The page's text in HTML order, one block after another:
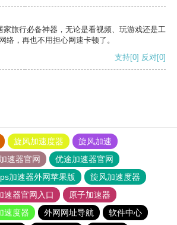
家旅行必备神器，无论是看视频、玩游戏还是工
络，再也不用担心网速卡顿了。
支持[0] 反对[0]
旋风加速度器
旋风加速
速器官网
优途加速器官网
加速器外网苹果版
旋风加速度器
速器官网入口
原子加速器
速度器 外网网址导航
软件中心